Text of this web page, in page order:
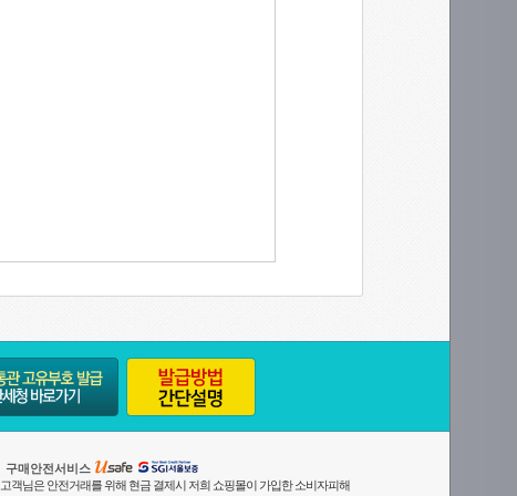
구매안전서비스
고객님은 안전거래를 위해 현금 결제시 저희 쇼핑몰이 가입한 소비자피해